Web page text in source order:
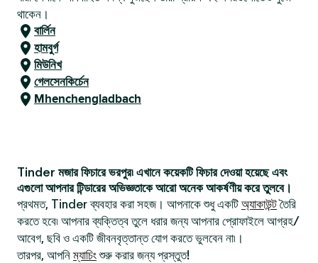
থাকেন।
বার্লিন
হামবুর্গ
মিউনিখ
গেলসেনকির্চেন
Mhenchengladbach
Tinder মজার ফিচারে ভরপুর৷ এখানে কয়েকটি ফিচার দেওয়া হয়েছে এবং
এগুলো আপনার টিন্ডারের অভিজ্ঞতাকে আরো অনেক আকর্ষণীয় করে তুলবে।
প্রথমত, Tinder ব্যবহার করা সহজ। আপনাকে শুধু একটি অ্যাকাউন্টতৈরি
করতে হবে৷ আপনার ব্যক্তিত্ব তুলে ধরার জন্য আপনার প্রোফাইলে আগ্রহ/
আবেগ, ছবি ও একটি জীবনবৃত্তান্ত যোগ করতে ভুলবেন না৷।
তারপর, আপনিম্যাচিং শুরু করার জন্য প্রস্তুত!